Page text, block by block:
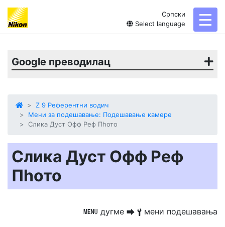
Српски
Select language
Google преводилац
Z 9 Референтни водич
Мени за подешавање: Подешавање камере
Слика Дуст Офф Реф Пһото
Слика Дуст Офф Реф
Пһото
G дугме U B мени подешавања